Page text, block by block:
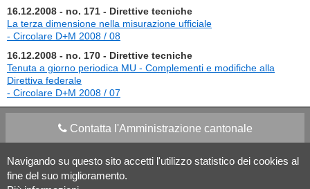
Navigando su questo sito accetti l'utilizzo statistico dei cookies al
fine del suo miglioramento.
16.12.2008 - no. 171 - Direttive tecniche
La terza dimensione nella misurazione ufficiale
- Circolare D+M 2008 / 08
16.12.2008 - no. 170 - Direttive tecniche
Tenuta a giorno periodica MU - Complementi e modifiche alla
Direttiva federale
- Circolare D+M 2008 / 07
Contatta l'Amministrazione cantonale
Apps Mobile Social media